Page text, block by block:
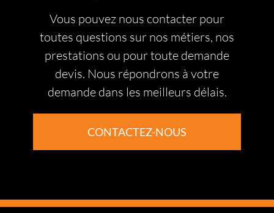
Vous pouvez nous contacter pour
toutes questions sur nos métiers, nos
prestations ou pour toute demande
devis. Nous répondrons à votre
demande dans les meilleurs délais.
CONTACTEZ-NOUS